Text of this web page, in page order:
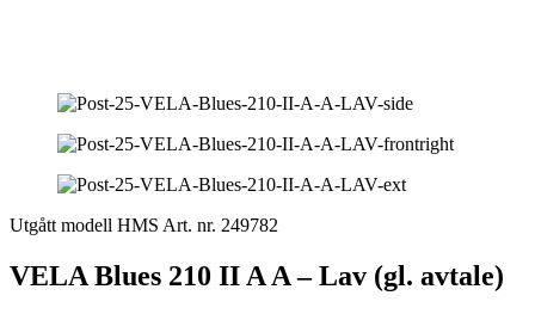
Utgått modell HMS Art. nr. 249782
VELA Blues 210 II A A – Lav (gl. avtale)